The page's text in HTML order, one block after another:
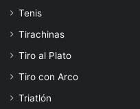
Tenis
Tirachinas
Tiro al Plato
Tiro con Arco
Triatlón